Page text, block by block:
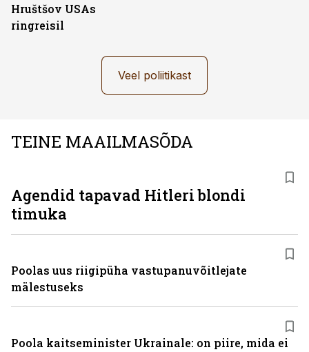
Hruštšov USAs
ringreisil
Veel poliitikast
TEINE MAAILMASÕDA
Agendid tapavad Hitleri blondi
timuka
Poolas uus riigipüha vastupanuvõitlejate
mälestuseks
Poola kaitseminister Ukrainale: on piire, mida ei